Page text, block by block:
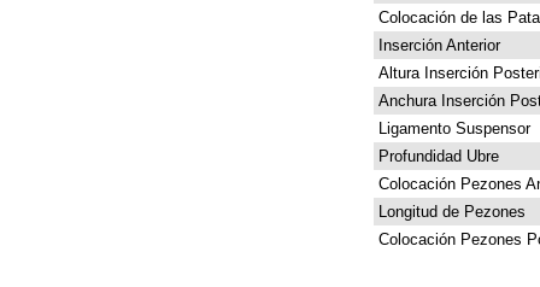
Colocación de las
Inserción Anterior
Altura Inserción
Anchura Inserción
Ligamento Suspensor
Profundidad Ubre
Colocación Pezones
Longitud de Pezones
Colocación Pezones